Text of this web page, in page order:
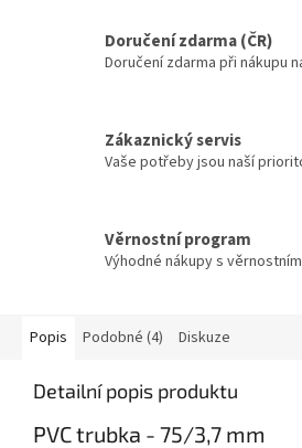
Doručení zdarma (ČR)
Doručení zdarma při nákupu
Zákaznický servis
Vaše potřeby jsou naší
Věrnostní program
Výhodné nákupy s
Popis Podobné (4) Diskuze
Detailní popis produktu
PVC trubka - 75/3,7 mm